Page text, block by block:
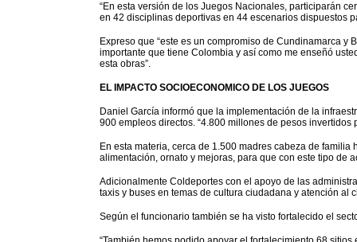
“En esta versión de los Juegos Nacionales, participarán
en 42 disciplinas deportivas en 44 escenarios dispuestos
Expreso que “este es un compromiso de Cundinamarca y
importante que tiene Colombia y así como me enseñó
esta obras”.
EL IMPACTO SOCIOECONOMICO DE LOS JUEGOS
Daniel García informó que la implementación de la
900 empleos directos. “4.800 millones de pesos
En esta materia, cerca de 1.500 madres cabeza de
alimentación, ornato y mejoras, para que con este tipo de
Adicionalmente Coldeportes con el apoyo de las
taxis y buses en temas de cultura ciudadana y atención al
Según el funcionario también se ha visto fortalecido el